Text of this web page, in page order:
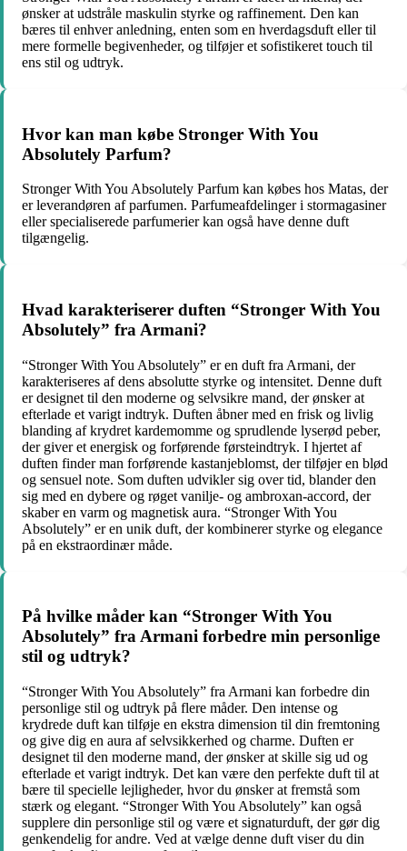
ønsker at udstråle maskulin styrke og raffinement. Den kan
bæres til enhver anledning, enten som en hverdagsduft eller til
mere formelle begivenheder, og tilføjer et sofistikeret touch til
ens stil og udtryk.
Hvor kan man købe Stronger With You
Absolutely Parfum?
Stronger With You Absolutely Parfum kan købes hos Matas, der
er leverandøren af parfumen. Parfumeafdelinger i stormagasiner
eller specialiserede parfumerier kan også have denne duft
tilgængelig.
Hvad karakteriserer duften “Stronger With You
Absolutely” fra Armani?
“Stronger With You Absolutely” er en duft fra Armani, der
karakteriseres af dens absolutte styrke og intensitet. Denne duft
er designet til den moderne og selvsikre mand, der ønsker at
efterlade et varigt indtryk. Duften åbner med en frisk og livlig
blanding af krydret kardemomme og sprudlende lyserød peber,
der giver et energisk og forførende førsteindtryk. I hjertet af
duften finder man forførende kastanjeblomst, der tilføjer en blød
og sensuel note. Som duften udvikler sig over tid, blander den
sig med en dybere og røget vanilje- og ambroxan-accord, der
skaber en varm og magnetisk aura. “Stronger With You
Absolutely” er en unik duft, der kombinerer styrke og elegance
på en ekstraordinær måde.
På hvilke måder kan “Stronger With You
Absolutely” fra Armani forbedre min personlige
stil og udtryk?
“Stronger With You Absolutely” fra Armani kan forbedre din
personlige stil og udtryk på flere måder. Den intense og
krydrede duft kan tilføje en ekstra dimension til din fremtoning
og give dig en aura af selvsikkerhed og charme. Duften er
designet til den moderne mand, der ønsker at skille sig ud og
efterlade et varigt indtryk. Det kan være den perfekte duft til at
bære til specielle lejligheder, hvor du ønsker at fremstå som
stærk og elegant. “Stronger With You Absolutely” kan også
supplere din personlige stil og være et signaturduft, der gør dig
genkendelig for andre. Ved at vælge denne duft viser du din